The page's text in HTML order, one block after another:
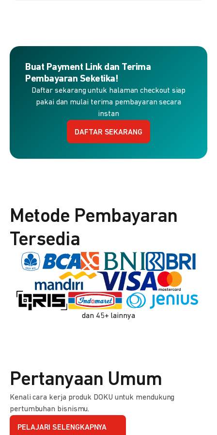
Buat Payment Link dan Terima
Pembayaran Seketika!
Daftar sekarang untuk halaman checkout siap
pakai dan mulai terima pembayaran secara
instan
DAFTAR SEKARANG
Metode Pembayaran
Tersedia
dan 45+ lainnya
Pertanyaan Umum
Kenali cara kerja produk DOKU untuk mendukung
pertumbuhan bisnismu.
PELAJARI SELENGKAPNYA